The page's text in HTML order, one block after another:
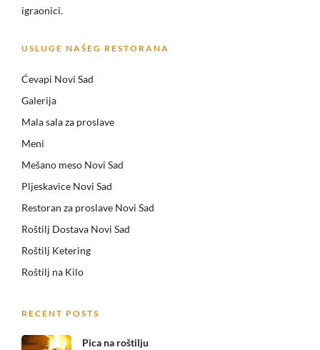
igraonici.
USLUGE NAŠEG RESTORANA
Ćevapi Novi Sad
Galerija
Mala sala za proslave
Meni
Mešano meso Novi Sad
Pljeskavice Novi Sad
Restoran za proslave Novi Sad
Roštilj Dostava Novi Sad
Roštilj Ketering
Roštilj na Kilo
RECENT POSTS
Pica na roštilju